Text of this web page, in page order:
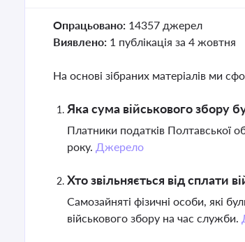
Опрацьовано: 14357 джерел
Виявлено: 1 публікація за 4 жовтня
На основі зібраних матеріалів ми
Яка сума військового збору
Платники податків Полтавської
року. Джерело
Хто звільняється від сплати
Самозайняті фізичні особи, які
військового збору на час служби.